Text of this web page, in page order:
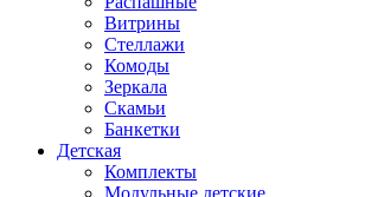
Витрины
Стеллажи
Комоды
Зеркала
Скамьи
Банкетки
Детская
Комплекты